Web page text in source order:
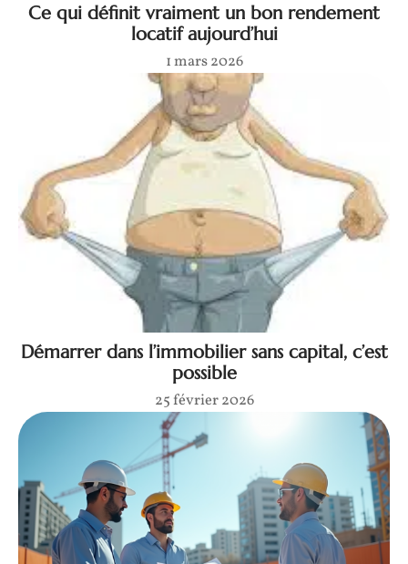
Ce qui définit vraiment un bon rendement
locatif aujourd’hui
1 mars 2026
Démarrer dans l’immobilier sans capital, c’est
possible
25 février 2026